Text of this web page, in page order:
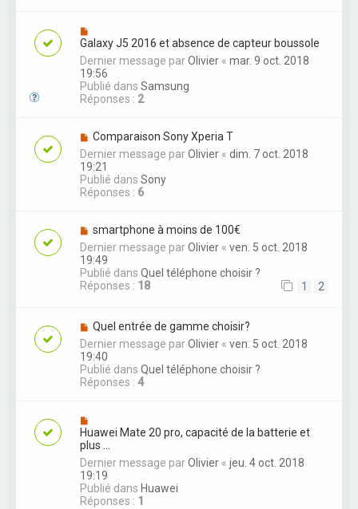
Galaxy J5 2016 et absence de capteur boussole
Dernier message parOlivier « mar. 9 oct. 2018
19:56
Publié dans Samsung
Réponses : 2
Comparaison Sony Xperia T
Dernier message parOlivier « dim. 7 oct. 2018
19:21
Publié dans Sony
Réponses : 6
smartphone à moins de 100€
Dernier message parOlivier « ven. 5 oct. 2018
19:49
Publié dans Quel téléphone choisir ?
Réponses : 18 1 2
Quel entrée de gamme choisir?
Dernier message parOlivier « ven. 5 oct. 2018
19:40
Publié dans Quel téléphone choisir ?
Réponses : 4
Huawei Mate 20 pro, capacité de la batterie et
plus ...
Dernier message parOlivier « jeu. 4 oct. 2018
19:19
Publié dans Huawei
Réponses : 1